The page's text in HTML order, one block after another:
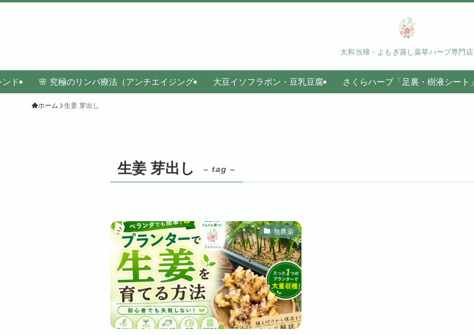
大和当帰・よもぎ蒸し薬草ハーブ専門店
ド 🌸 究極のリンパ療法（アンチエイジング 大豆イソフラボン・豆乳豆腐 さくらハーブ「足裏・樹液シート」
ホーム 生姜 芽出し
生姜 芽出し – tag –
無農薬